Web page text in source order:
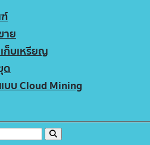
าย
ก็บเหรียญ
ด
บบ Cloud Mining